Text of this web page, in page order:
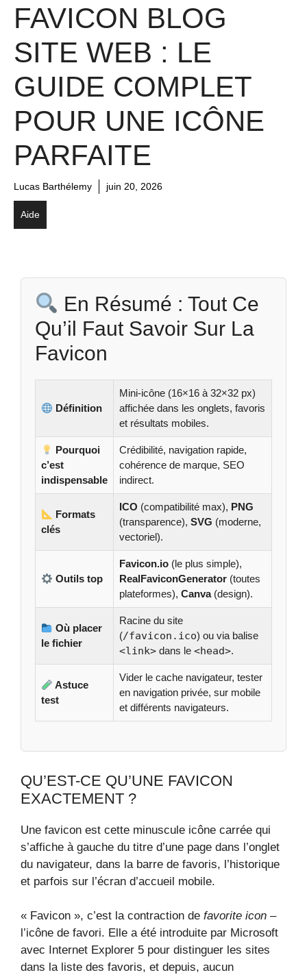
FAVICON BLOG
SITE WEB : LE
GUIDE COMPLET
POUR UNE ICÔNE
PARFAITE
Lucas Barthélemy juin 20, 2026
Aide
En Résumé : Tout Ce
Qu’il Faut Savoir Sur La
Favicon
Définition
Mini-icône (16×16 à 32×32 px)
affichée dans les onglets, favoris
et résultats mobiles.
Pourquoi
c’est
indispensable
Crédibilité, navigation rapide,
cohérence de marque, SEO
indirect.
Formats
clés
ICO (compatibilité max), PNG
(transparence), SVG (moderne,
vectoriel).
Outils top
Favicon.io (le plus simple),
RealFaviconGenerator (toutes
plateformes), Canva(design).
Où placer
le fichier
Racine du site
(/favicon.ico) ou via balise
<link> dans le <head>.
Astuce
test
Vider le cache navigateur, tester
en navigation privée, sur mobile
et différents navigateurs.
QU’EST-CE QU’UNE FAVICON
EXACTEMENT ?
Une favicon est cette minuscule icône carrée qui
s’affiche à gauche du titre d’une page dans l’onglet
du navigateur, dans la barre de favoris, l’historique
et parfois sur l’écran d’accueil mobile.
« Favicon », c’est la contraction de favorite icon –
l’icône de favori. Elle a été introduite par Microsoft
avec Internet Explorer 5 pour distinguer les sites
dans la liste des favoris, et depuis, aucun